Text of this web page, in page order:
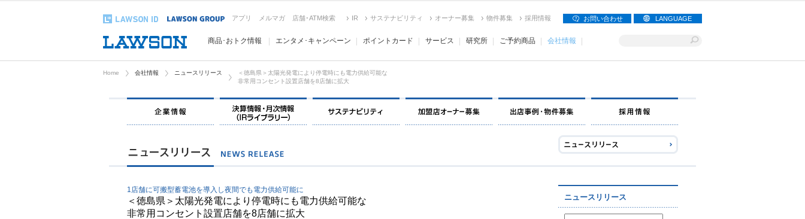
アプリ メルマガ 店舗･ATM検索 IR サステナビリティ オーナー募集 物件募集 採用情報 お問い合わせ LANGUAGE
商品･おトク情報 エンタメ･キャンペーン ポイントカード サービス 研究所 ご予約商品 会社情報
Home 会社情報 ニュースリリース
＜徳島県＞太陽光発電により停電時にも電力供給可能な
非常用コンセント設置店舗を8店舗に拡大
企業情報
1店舗に可搬型蓄電池を導入し夜間でも電力供給可能に
＜徳島県＞太陽光発電により停電時にも電力供給可能な
非常用コンセント設置店舗を8店舗に拡大
ニュースリリース